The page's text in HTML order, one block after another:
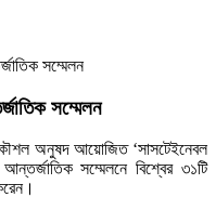
সম্মেলন
সম্মেলন
অনুষদ আয়োজিত ‘সাসটেইনেবল
সম্মেলনে বিশ্বের ৩১টি